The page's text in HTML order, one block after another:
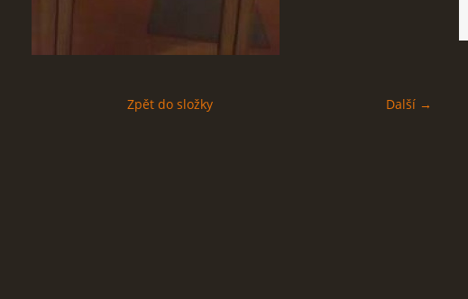
Další →
Zpět do složky